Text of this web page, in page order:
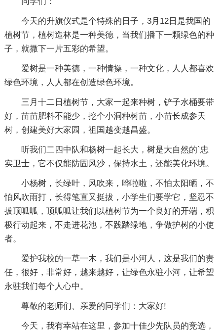
今天的升旗仪式是个特殊的日子，3月12日是我国的
植树节，植树造林是一种美德，当我们播下一颗绿色的种
子，就撒下一片五彩的希望。
爱树是一种美德，一种情操，一种文化，人人都喜欢
绿色环境，人人都在创造绿色环境。
三月十二日植树节，大家一起来种树，铲子水桶要带
好，苗苗肥料不能少，挖个小洞种树苗，小苗长成参天
树，创建美好大家园，祖国越变越昌盛。
听我们二四中队和杨树一起长大，树是大自然的`忠
实卫士，它不仅能防固风沙，保持水土，还能美化环境。
小杨树，长绿叶，风吹来，哗啦啦，不怕太阳晒，不
怕风吹雨打，长得笔直又挺拔，小学生们要学它，坚忍不
拔顶呱呱，顶呱呱让我们以植树节为一个良好的开端，积
极行动起来，不走进花池，不践踏绿地，争做护树的小使
者。
爱护我校的一草一木，我们是小河人，这是我们的责
任，很好，非常好，越来越好，让绿色永驻小河，让希望
永驻我们每个人心中。
尊敬的老师们、亲爱的同学们：大家好!
今天，我有幸站在这里，参加十佳少先队员的竞选，